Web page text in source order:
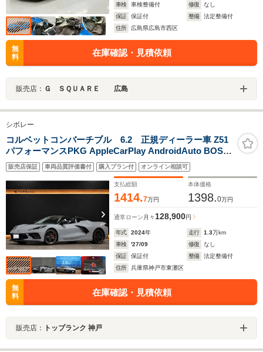
車検
車検整備付 修復
なし
保証
保証付 整備
法定整備付
住所
広島県広島市西区
無
料
在庫確認・見積依頼
販売店： Ｇ ＳＱＵＡＲＥ 広島
シボレー
コルベットコンバーチブル 6.2 正規ディーラー車 Z51
パフォーマンスPKG AppleCarPlay AndroidAuto BOSE
サウンド 純正19/20インチAW フロントリフター シートヒ
ーター&ベンチレーター ステアリングヒーター カラー
ヘッドアップディスプレイ
販売店保証 車両品質評価書付 購入プラン付 オンライン相談可
支払総額
1414.7万円
本体価格
1398.0万円
通常ローン 月々 128,900円
年式 2024年 走行 1.3万km
車検
'27/09 修復
なし
保証
保証付 整備
法定整備付
住所
兵庫県神戸市東灘区
無
料
在庫確認・見積依頼
販売店： トップランク 神戸